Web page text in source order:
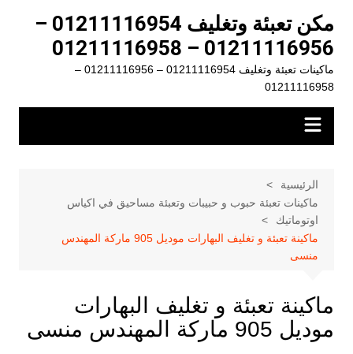
المحتوى
مكن تعبئة وتغليف 01211116954 –
01211116956 – 01211116958
ماكينات تعبئة وتغليف 01211116954 – 01211116956 –
01211116958
الرئيسية
ماكينات تعبئة حبوب و حبيبات وتعبئة مساحيق في اكياس
اوتوماتيك
ماكينة تعبئة و تغليف البهارات موديل 905 ماركة المهندس
منسى
ماكينة تعبئة و تغليف البهارات
موديل 905 ماركة المهندس منسى